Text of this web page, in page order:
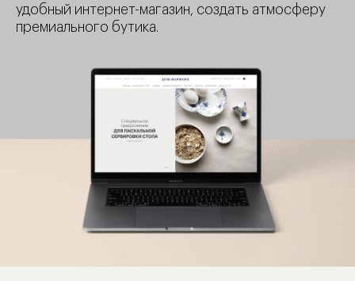
удобный интернет-магазин, создать атмосферу
премиального бутика.